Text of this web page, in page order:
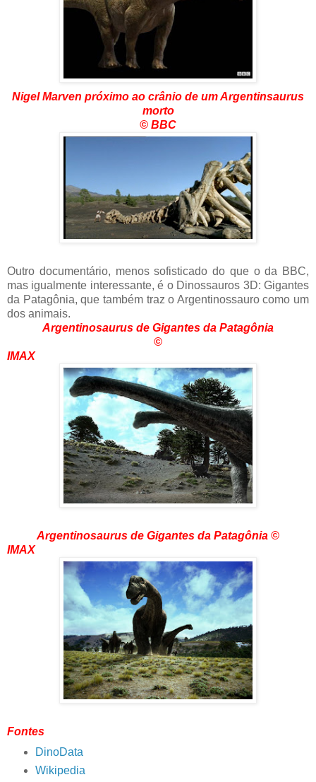
Nigel Marven próximo ao crânio de um Argentinsaurus
morto
© BBC
Outro documentário, menos sofisticado do que o da BBC,
mas igualmente interessante, é o Dinossauros 3D: Gigantes
da Patagônia, que também traz o Argentinossauro como um
dos animais.
Argentinosaurus de Gigantes da Patagônia
©
IMAX
Argentinosaurus de Gigantes da Patagônia ©
IMAX
Fontes
DinoData
Wikipedia